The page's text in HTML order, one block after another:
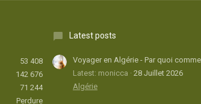
53 408
142 676
71 244
Perdure
Latest posts
Voyager en Algérie - Par quoi
Latest: monicca
28 Juillet 2026
Algérie